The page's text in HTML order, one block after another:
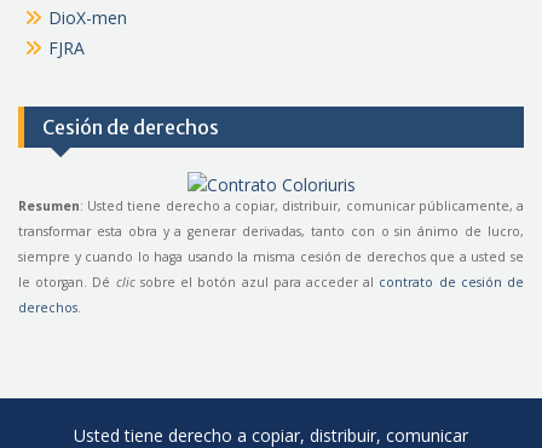
DioX-men
FJRA
Cesión de derechos
Resumen: Usted tiene derecho a copiar, distribuir, comunicar públicamente, a
transformar esta obra y a generar derivadas, tanto con o sin ánimo de lucro,
siempre y cuando lo haga usando la misma cesión de derechos que a usted se
le otorgan. Dé clicsobre el botón azul para acceder al contrato de cesión de
derechos
Usted tiene derecho a copiar, distribuir, comunicar